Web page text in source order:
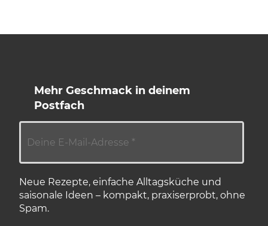
Mehr Geschmack in deinem
Postfach
Neue Rezepte, einfache Alltagsküche und
saisonale Ideen – kompakt, praxiserprobt, ohne
Spam.